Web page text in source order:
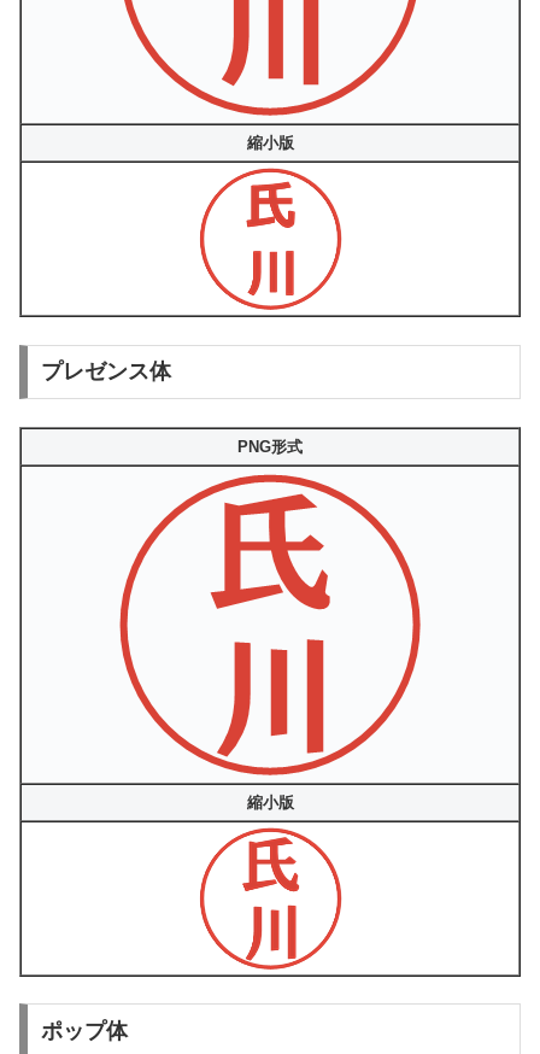
縮小版
プレゼンス体
PNG形式
縮小版
ポップ体